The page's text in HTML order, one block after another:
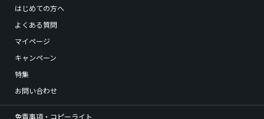
はじめての方へ
よくある質問
マイページ
キャンペーン
特集
お問い合わせ
免責事項・コピーライト